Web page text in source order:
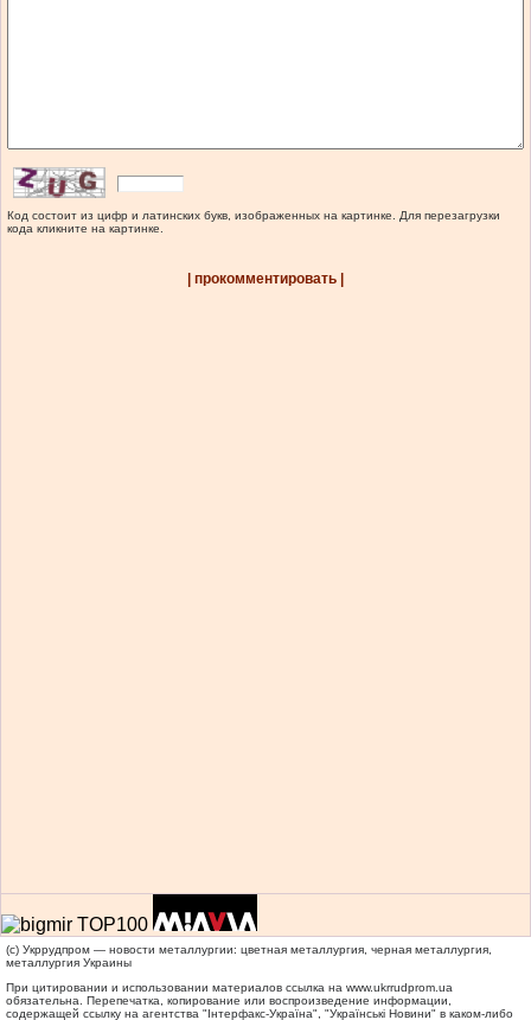
Код состоит из цифр и латинских букв, изображенных на картинке. Для перезагрузки
кода кликните на картинке.
| прокомментировать |
(c) Укррудпром — новости металлургии: цветная металлургия, черная металлургия,
металлургия Украины
При цитировании и использовании материалов ссылка на www.ukrrudprom.ua
обязательна. Перепечатка, копирование или воспроизведение информации,
содержащей ссылку на агентства "Iнтерфакс-Україна", "Українськi Новини" в каком-либо